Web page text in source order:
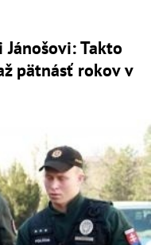
Takto
pätnásť rokov v